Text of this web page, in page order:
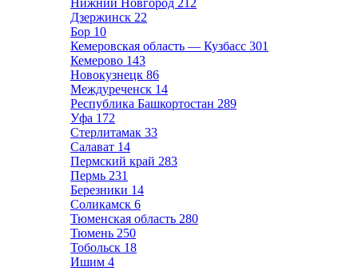
Нижний Новгород 212
Дзержинск 22
Бор 10
Кемеровская область — Кузбасс 301
Кемерово 143
Новокузнецк 86
Междуреченск 14
Республика Башкортостан 289
Уфа 172
Стерлитамак 33
Салават 14
Пермский край 283
Пермь 231
Березники 14
Соликамск 6
Тюменская область 280
Тюмень 250
Тобольск 18
Ишим 4